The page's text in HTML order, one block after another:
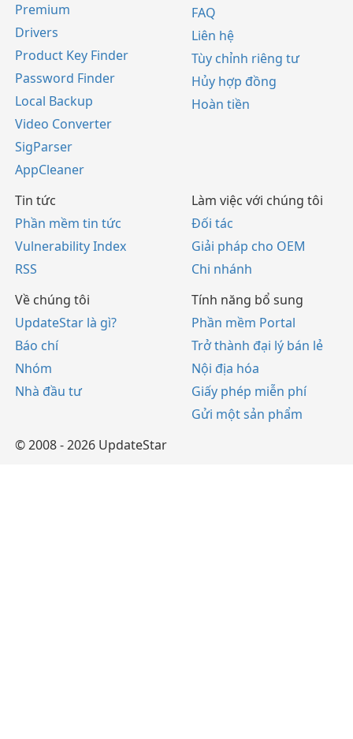
Premium
Drivers
Product Key Finder
Password Finder
Local Backup
Video Converter
SigParser
AppCleaner
FAQ
Liên hệ
Tùy chỉnh riêng tư
Hủy hợp đồng
Hoàn tiền
Tin tức
Phần mềm tin tức
Vulnerability Index
RSS
Làm việc với chúng tôi
Đối tác
Giải pháp cho OEM
Chi nhánh
Về chúng tôi
UpdateStar là gì?
Báo chí
Nhóm
Nhà đầu tư
Tính năng bổ sung
Phần mềm Portal
Trở thành đại lý bán lẻ
Nội địa hóa
Giấy phép miễn phí
Gửi một sản phẩm
© 2008 - 2026 UpdateStar